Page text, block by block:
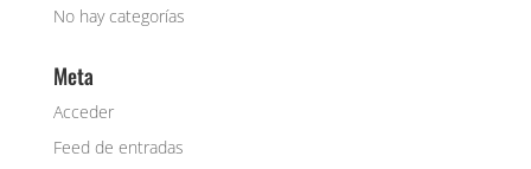
No hay categorías
Meta
Acceder
Feed de entradas